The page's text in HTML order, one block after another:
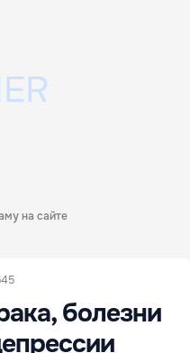
на сайте
болезни